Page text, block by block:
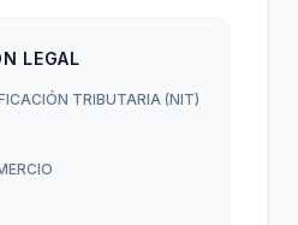
LEGAL
TRIBUTARIA (NIT)